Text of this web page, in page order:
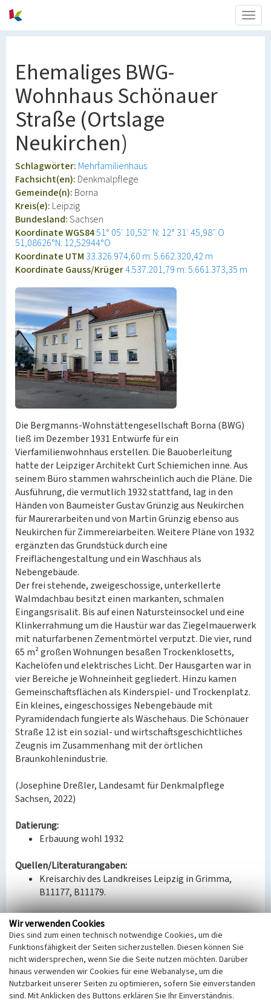
Ehemaliges BWG-
Wohnhaus Schönauer
Straße (Ortslage
Neukirchen)
Schlagwörter: Mehrfamilienhaus
Fachsicht(en): Denkmalpflege
Gemeinde(n): Borna
Kreis(e): Leipzig
Bundesland:Sachsen
Koordinate WGS8451° 05′ 10,52″ N: 12° 31′ 45,98″ O
51,08626°N: 12,52944°O
Koordinate UTM 33.326.974,60 m: 5.662.320,42 m
Koordinate Gauss/Krüger4.537.201,79 m: 5.661.373,35 m
Die Bergmanns-Wohnstättengesellschaft Borna (BWG)
ließ im Dezember 1931 Entwürfe für ein
Vierfamilienwohnhaus erstellen. Die Bauoberleitung
hatte der Leipziger Architekt Curt Schiemichen inne. Aus
seinem Büro stammen wahrscheinlich auch die Pläne. Die
Ausführung, die vermutlich 1932 stattfand, lag in den
Händen von Baumeister Gustav Grünzig aus Neukirchen
für Maurerarbeiten und von Martin Grünzig ebenso aus
Neukirchen für Zimmereiarbeiten. Weitere Pläne von 1932
ergänzten das Grundstück durch eine
Freiflächengestaltung und ein Waschhaus als
Nebengebäude.
Der frei stehende, zweigeschossige, unterkellerte
Walmdachbau besitzt einen markanten, schmalen
Eingangsrisalit. Bis auf einen Natursteinsockel und eine
Klinkerrahmung um die Haustür war das Ziegelmauerwerk
mit naturfarbenen Zementmörtel verputzt. Die vier, rund
65 m² großen Wohnungen besaßen Trockenklosetts,
Kachelöfen und elektrisches Licht. Der Hausgarten war in
vier Bereiche je Wohneinheit gegliedert. Hinzu kamen
Gemeinschaftsflächen als Kinderspiel- und Trockenplatz.
Ein kleines, eingeschossiges Nebengebäude mit
Pyramidendach fungierte als Wäschehaus. Die Schönauer
Straße 12 ist ein sozial- und wirtschaftsgeschichtliches
Zeugnis im Zusammenhang mit der örtlichen
Braunkohlenindustrie.
(Josephine Dreßler, Landesamt für Denkmalpflege
Sachsen, 2022)
Datierung:
Erbauung wohl 1932
Quellen/Literaturangaben:
Kreisarchiv des Landkreises Leipzig in Grimma,
B11177, B11179.
BKM-Nummer:30200193
Ehemaliges BWG-Wohnhaus Schönauer Straße
(Ortslage Neukirchen)
Schlagwörter
Mehrfamilienhaus
Wir verwenden Cookies
Dies sind zum einen technisch notwendige Cookies, um die
Funktionsfähigkeit der Seiten sicherzustellen. Diesen können Sie
nicht widersprechen, wenn Sie die Seite nutzen möchten. Darüber
hinaus verwenden wir Cookies für eine Webanalyse, um die
Nutzbarkeit unserer Seiten zu optimieren, sofern Sie einverstanden
sind. Mit Anklicken des Buttons erklären Sie Ihr Einverständnis.